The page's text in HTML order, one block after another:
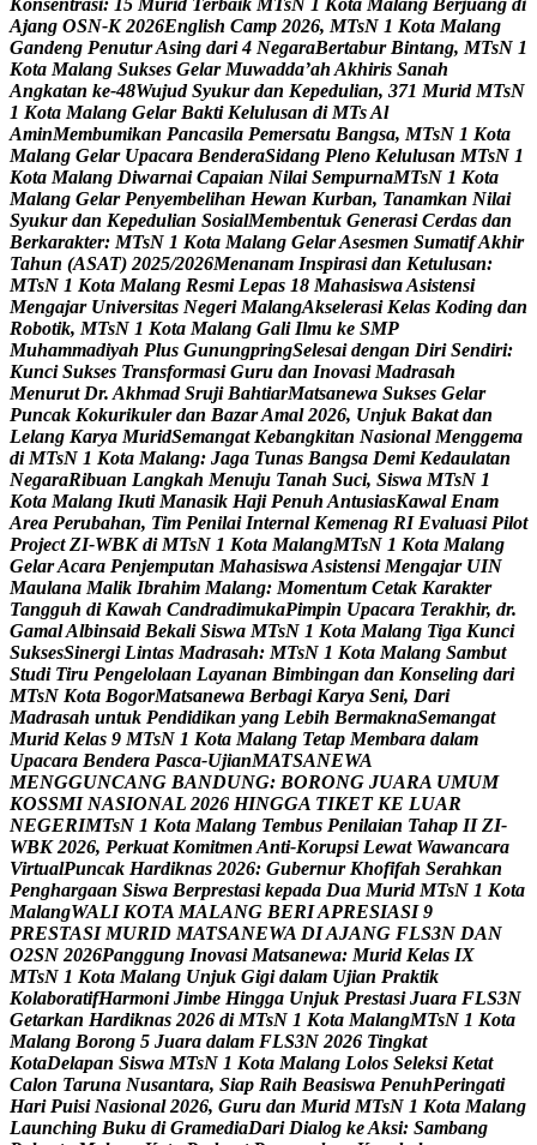
Konsentrasi: 15 Murid Terbaik MTsN 1 Kota Malang Berjuang di
Ajang OSN-K 2026English Camp 2026, MTsN 1 Kota Malang
Gandeng PenuturAsing dari 4 NegaraBertabur Bintang, MTsN 1
Kota Malang Sukses Gelar Muwadda’ah Akhiris Sanah
Angkatan ke-48Wujud Syukur dan Kepedulian, 371 Murid MTsN
1 Kota Malang Gelar Bakti Kelulusan di MTsAl
AminMembumikan Pancasila Pemersatu Bangsa, MTsN 1 Kota
Malang Gelar Upacara BenderaSidang Pleno Kelulusan MTsN 1
Kota Malang Diwarnai Capaian Nilai SempurnaMTsN 1 Kota
Malang Gelar Penyembelihan Hewan Kurban, Tanamkan Nilai
Syukur dan Kepedulian SosialMembentuk Generasi Cerdas dan
Berkarakter: MTsN 1 Kota Malang GelarAsesmen SumatifAkhir
Tahun (ASAT) 2025/2026Menanam Inspirasi dan Ketulusan:
MTsN 1 Kota Malang Resmi Lepas 18 MahasiswaAsistensi
Mengajar Universitas Negeri MalangAkselerasi Kelas Koding dan
Robotik, MTsN 1 Kota Malang Gali Ilmu ke SMP
Muhammadiyah Plus GunungpringSelesai dengan Diri Sendiri:
Kunci Sukses Transformasi Guru dan Inovasi Madrasah
Menurut Dr. Akhmad Sruji BahtiarMatsanewa Sukses Gelar
Puncak Kokurikuler dan BazarAmal 2026, Unjuk Bakat dan
Lelang Karya MuridSemangat Kebangkitan Nasional Menggema
di MTsN 1 Kota Malang: Jaga Tunas Bangsa Demi Kedaulatan
NegaraRibuan Langkah Menuju Tanah Suci, Siswa MTsN 1
Kota Malang Ikuti Manasik Haji Penuh AntusiasKawal Enam
Area Perubahan, Tim Penilai Internal Kemenag RI Evaluasi Pilot
Project ZI-WBK di MTsN 1 Kota MalangMTsN 1 Kota Malang
GelarAcara Penjemputan MahasiswaAsistensi Mengajar UIN
Maulana Malik Ibrahim Malang: Momentum Cetak Karakter
Tangguh di Kawah CandradimukaPimpin Upacara Terakhir, dr.
GamalAlbinsaid Bekali Siswa MTsN 1 Kota Malang Tiga Kunci
SuksesSinergi Lintas Madrasah: MTsN 1 Kota Malang Sambut
Studi Tiru Pengelolaan Layanan Bimbingan dan Konseling dari
MTsN Kota BogorMatsanewa Berbagi Karya Seni, Dari
Madrasah untuk Pendidikan yang Lebih BermaknaSemangat
Murid Kelas 9 MTsN 1 Kota Malang Tetap Membara dalam
Upacara Bendera Pasca-UjianMATSANEWA
MENGGUNCANG BANDUNG: BORONG JUARA UMUM
KOSSMI NASIONAL 2026 HINGGA TIKET KE LUAR
NEGERIMTsN 1 Kota Malang Tembus Penilaian Tahap II ZI-
WBK 2026, Perkuat Komitmen Anti-Korupsi Lewat Wawancara
VirtualPuncak Hardiknas 2026: Gubernur Khofifah Serahkan
Penghargaan Siswa Berprestasi kepada Dua Murid MTsN 1 Kota
MalangWALI KOTA MALANG BERIAPRESIASI 9
PRESTASI MURID MATSANEWA DIAJANG FLS3N DAN
O2SN 2026Panggung Inovasi Matsanewa: Murid Kelas IX
MTsN 1 Kota Malang Unjuk Gigi dalam Ujian Praktik
KolaboratifHarmoni Jimbe Hingga Unjuk Prestasi Juara FLS3N
Getarkan Hardiknas 2026 di MTsN 1 Kota MalangMTsN 1 Kota
Malang Borong 5 Juara dalam FLS3N 2026 Tingkat
KotaDelapan Siswa MTsN 1 Kota Malang Lolos Seleksi Ketat
Calon Taruna Nusantara, Siap Raih Beasiswa PenuhPeringati
Hari Puisi Nasional 2026, Guru dan Murid MTsN 1 Kota Malang
Launching Buku di GramediaDari Dialog keAksi: Sambang